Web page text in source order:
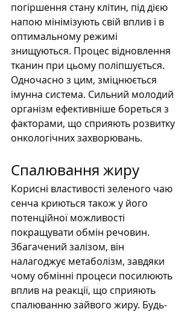
погіршення стану клітин, під дією
напою мінімізують свій вплив і в
оптимальному режимі
знищуються. Процес відновлення
тканин при цьому поліпшується.
Одночасно з цим, зміцнюється
імунна система. Сильний молодий
організм ефективніше бореться з
факторами, що сприяють розвитку
онкологічних захворювань.
Спалювання жиру
Корисні властивості зеленого чаю
сенча криються також у його
потенційної можливості
покращувати обмін речовин.
Збагачений залізом, він
налагоджує метаболізм, завдяки
чому обмінні процеси посилюють
вплив на реакції, що сприяють
спалюванню зайвого жиру. Будь-